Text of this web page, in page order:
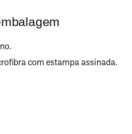
com estampa assinada.